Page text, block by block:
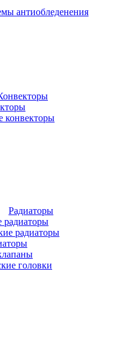
антиобледенения
конвекторы
Радиаторы
радиаторы
головки